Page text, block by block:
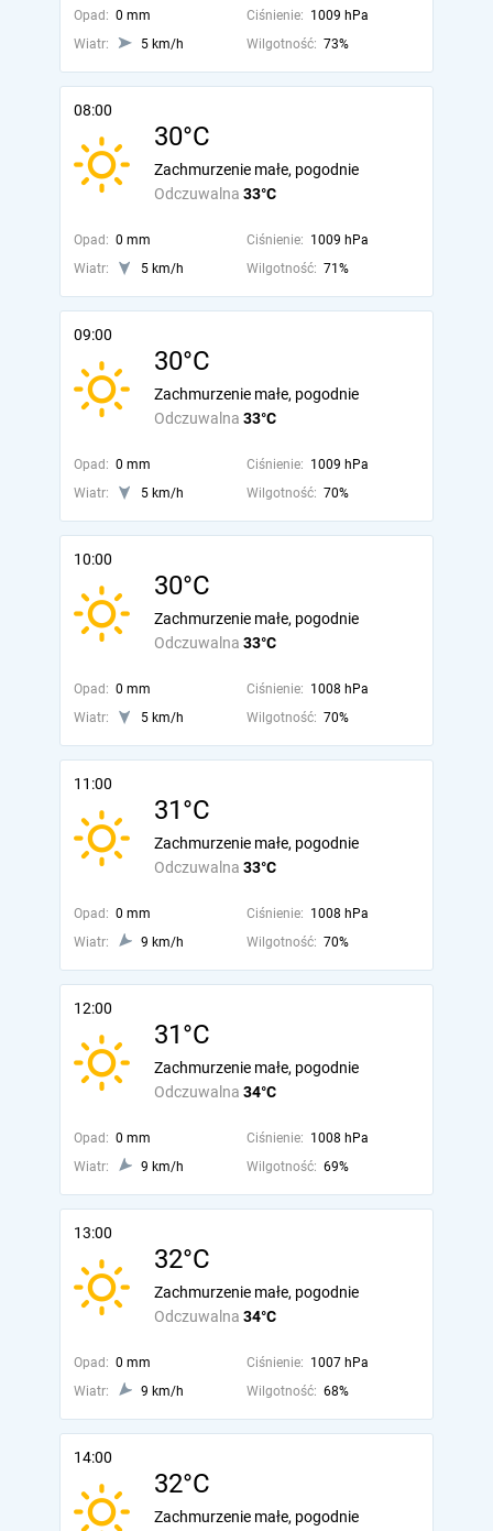
Opad: 0 mm Ciśnienie: 1009 hPa
Wiatr:
5 km/h Wilgotność: 73%
08:00
30°C
Odczuwalna 33°C
Zachmurzenie małe, pogodnie
Opad: 0 mm Ciśnienie: 1009 hPa
Wiatr:
5 km/h Wilgotność: 71%
09:00
30°C
Odczuwalna 33°C
Zachmurzenie małe, pogodnie
Opad: 0 mm Ciśnienie: 1009 hPa
Wiatr:
5 km/h Wilgotność: 70%
10:00
30°C
Odczuwalna 33°C
Zachmurzenie małe, pogodnie
Opad: 0 mm Ciśnienie: 1008 hPa
Wiatr:
5 km/h Wilgotność: 70%
11:00
31°C
Odczuwalna 33°C
Zachmurzenie małe, pogodnie
Opad: 0 mm Ciśnienie: 1008 hPa
Wiatr:
9 km/h Wilgotność: 70%
12:00
31°C
Odczuwalna 34°C
Zachmurzenie małe, pogodnie
Opad: 0 mm Ciśnienie: 1008 hPa
Wiatr:
9 km/h Wilgotność: 69%
13:00
32°C
Odczuwalna 34°C
Zachmurzenie małe, pogodnie
Opad: 0 mm Ciśnienie: 1007 hPa
Wiatr:
9 km/h Wilgotność: 68%
14:00
32°C
Zachmurzenie małe, pogodnie